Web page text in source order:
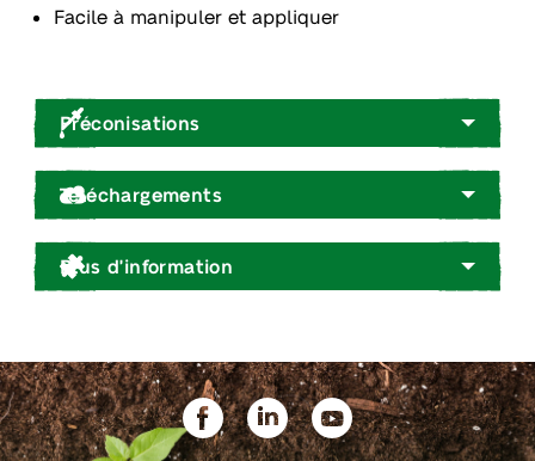
Facile à manipuler et appliquer
Préconisations
Téléchargements
Plus d'information